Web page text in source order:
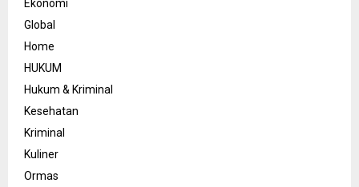
Ekonomi
Global
Home
HUKUM
Hukum & Kriminal
Kesehatan
Kriminal
Kuliner
Ormas